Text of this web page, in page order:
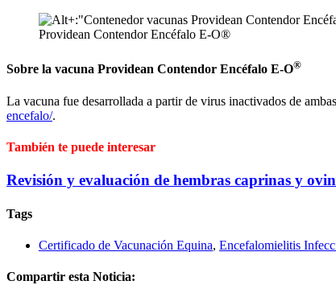
Providean Contendor Encéfalo E-O®
Sobre la vacuna Providean Contendor Encéfalo E-O®
La vacuna fue desarrollada a partir de virus inactivados de
encefalo/.
También te puede interesar
Revisión y evaluación de hembras caprinas y
Tags
Certificado de Vacunación Equina, Encefalomielitis
Compartir esta Noticia: